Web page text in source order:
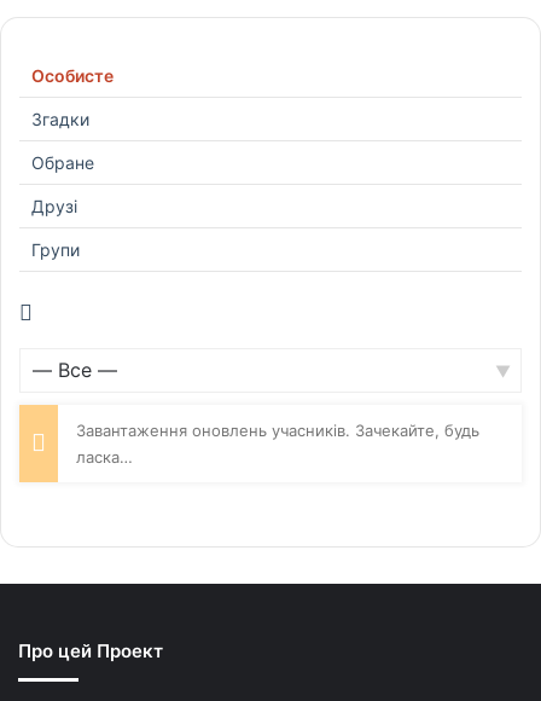
Особисте
Згадки
Обране
Друзі
Групи
Учасника
Завантаження оновлень учасників. Зачекайте, будь
ласка…
Про цей Проект